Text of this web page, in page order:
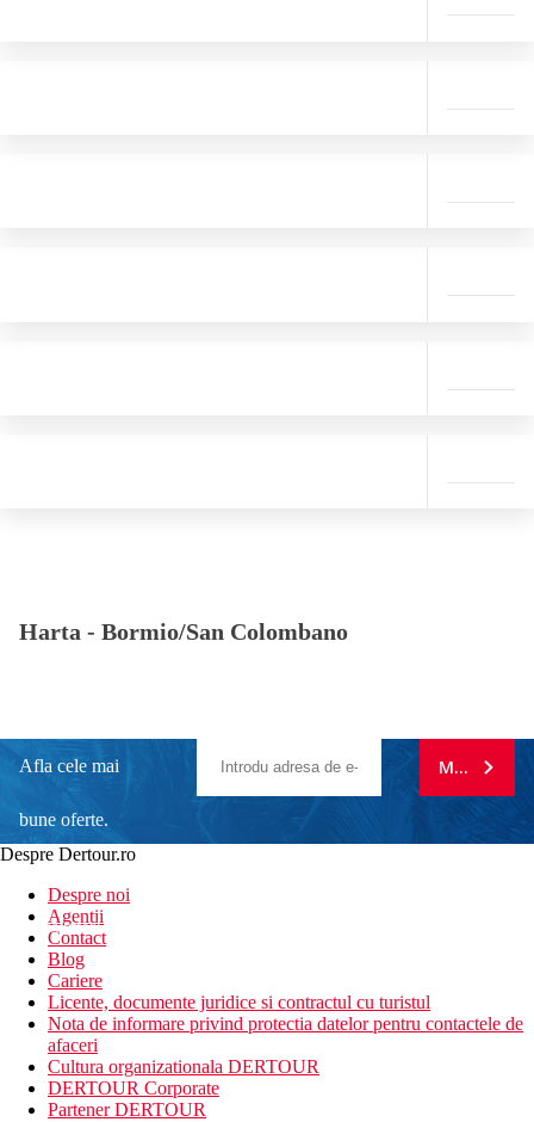
Harta - Bormio/San Colombano
Afla cele mai
bune oferte.
newsletter!
MA
Despre Dertour.ro
Despre noi
Agentii
Contact
Blog
Cariere
Licente, documente juridice si contractul cu turistul
Nota de informare privind protectia datelor pentru contactele de
afaceri
Cultura organizationala DERTOUR
DERTOUR Corporate
Partener DERTOUR